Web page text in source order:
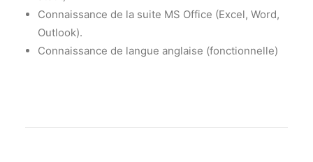
Connaissance de la suite MS Office (Excel, Word,
Outlook).
Connaissance de langue anglaise (fonctionnelle)